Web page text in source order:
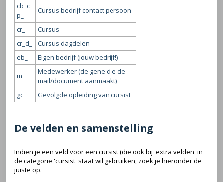
cb_c
p_
Cursus bedrijf contact persoon
cr_
Cursus
cr_d_
Cursus dagdelen
eb_
Eigen bedrijf (jouw bedrijf!)
m_
Medewerker (de gene die de
mail/document aanmaakt)
gc_
Gevolgde opleiding van cursist
De velden en samenstelling
Indien je een veld voor een cursist (die ook bij 'extra velden' in
de categorie 'cursist' staat wil gebruiken, zoek je hieronder de
juiste op.